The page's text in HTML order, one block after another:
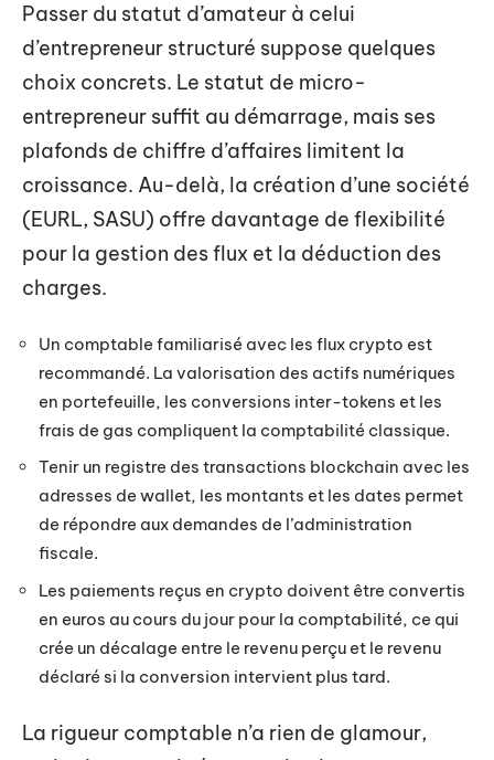
Passer du statut d’amateur à celui
d’entrepreneur structuré suppose quelques
choix concrets. Le statut de micro-
entrepreneur suffit au démarrage, mais ses
plafonds de chiffre d’affaires limitent la
croissance. Au-delà, la création d’une société
(EURL, SASU) offre davantage de flexibilité
pour la gestion des flux et la déduction des
charges.
Un comptable familiarisé avec les flux crypto est
recommandé. La valorisation des actifs numériques
en portefeuille, les conversions inter-tokens et les
frais de gas compliquent la comptabilité classique.
Tenir un registre des transactions blockchain avec les
adresses de wallet, les montants et les dates permet
de répondre aux demandes de l’administration
fiscale.
Les paiements reçus en crypto doivent être convertis
en euros au cours du jour pour la comptabilité, ce qui
crée un décalage entre le revenu perçu et le revenu
déclaré si la conversion intervient plus tard.
La rigueur comptable n’a rien de glamour,